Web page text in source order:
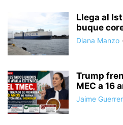
Llega al
buque
Diana Manzo
Trump
MEC a 16
Jaime